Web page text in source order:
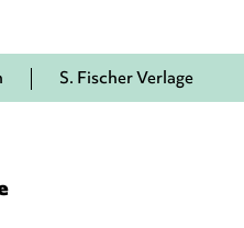
S. Fischer Verlage